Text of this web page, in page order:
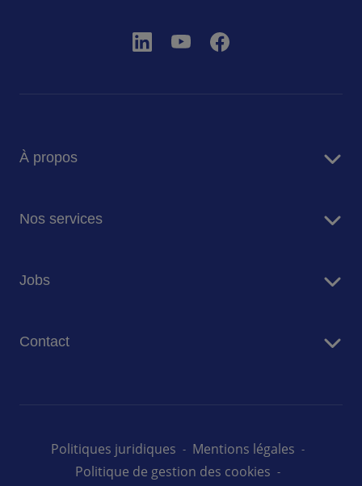
À propos
Nos services
Résidences Seniors
Conciergerie
Jobs
Nos offres d'emploi au Luxembourg
Contact
Politiques juridiques
Mentions légales
Politique de gestion des cookies